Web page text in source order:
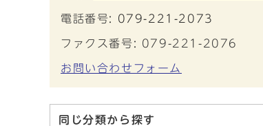
電話番号: 079-221-2073
ファクス番号: 079-221-2076
お問い合わせフォーム
同じ分類から探す